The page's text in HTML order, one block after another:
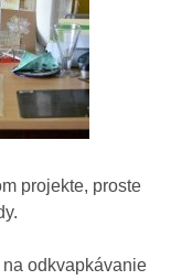
projekte, proste
odkvapkávanie